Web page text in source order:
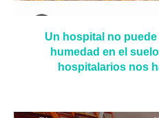
Un hospital no
humedad en el
hospitalarios nos